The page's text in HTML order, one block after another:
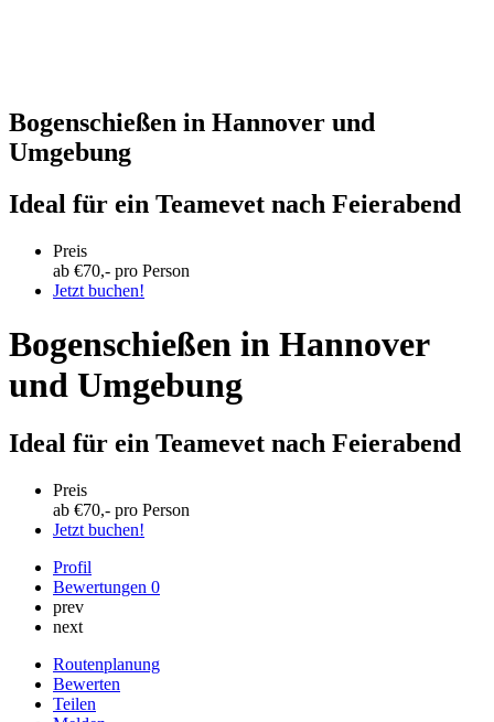
Bogenschießen in Hannover und
Umgebung
Ideal für ein Teamevet nach Feierabend
Preis
ab €70,- pro Person
Jetzt buchen!
Bogenschießen in Hannover
und Umgebung
Ideal für ein Teamevet nach Feierabend
Preis
ab €70,- pro Person
Jetzt buchen!
Profil
Bewertungen 0
prev
next
Routenplanung
Bewerten
Teilen